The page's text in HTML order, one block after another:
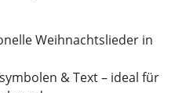
Weihnachtslieder in
& Text – ideal für